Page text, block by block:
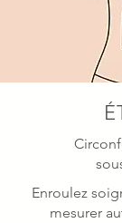
Enroulez
mesurer